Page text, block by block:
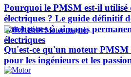
Pourquoi le PMSM est-il utilisé
électriques ? Le guide définitif
synchrones à aimants
électriques
Qu'est-ce qu'un moteur
pour les ingénieurs et les